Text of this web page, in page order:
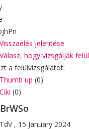
Visszaélés jelentése
Válasz, hogy vizsgálják felül
a felülvizsgálatot:
Thumb up (0)
Ciki (0)
, 15 January 2024